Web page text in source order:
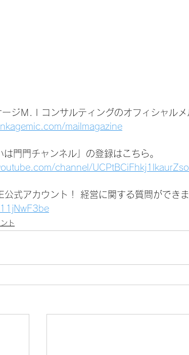
ジＭ.Ｉコンサルティングのオフィシャルメ
mailmagazine
門門チャンネル」の登録はこちら。
channel/
公式アカウント！ 経営に関する質問ができ
ト